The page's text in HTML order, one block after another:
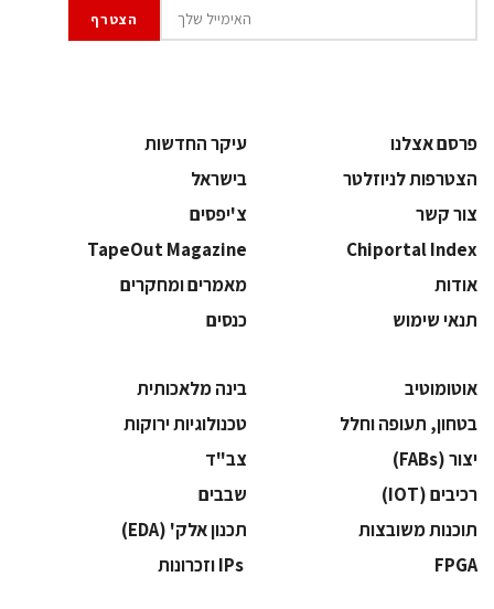
פרסם אצלנו
עיקר החדשות
הצטרפות לניוזלטר
בישראל
צור קשר
צ'יפסים
Chiportal Index
TapeOut Magazine
אודות
מאמרים ומחקרים
תנאי שימוש
כנסים
אוטומוטיב
בינה מלאכותית
בטחון, תעופה וחלל
‫טכנולוגיות ירוקות‬
‫יצור (‪(FABs‬‬
‫צב"ד‬
‫רכיבים‬ (IOT)
‫שבבים‬
‫תוכנות משובצות‬
‫תכנון אלק' (‪(EDA‬‬
‫‪FPGA‬‬